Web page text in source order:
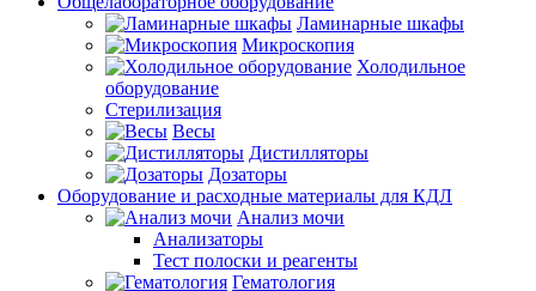
Ламинарные шкафы
Микроскопия
Холодильное
оборудование
Стерилизация
Весы
Дистилляторы
Дозаторы
Оборудование и расходные материалы для КДЛ
Анализ мочи
Анализаторы
Тест полоски и реагенты
Гематология